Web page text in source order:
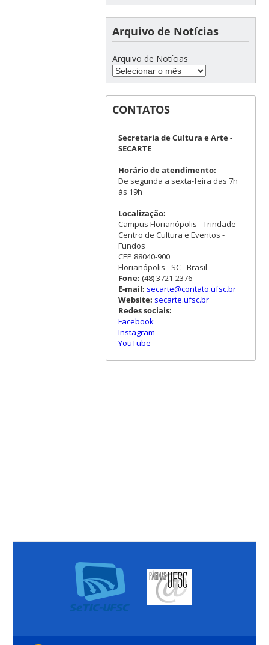
Arquivo de Notícias
Arquivo de Notícias
CONTATOS
Secretaria de Cultura e Arte -
SECARTE
Horário de atendimento:
De segunda a sexta-feira das 7h
às 19h
Localização:
Campus Florianópolis - Trindade
Centro de Cultura e Eventos -
Fundos
CEP 88040-900
Florianópolis - SC - Brasil
Fone: (48) 3721-2376
E-mail: secarte@contato.ufsc.br
Website: secarte.ufsc.br
Redes sociais:
Facebook
Instagram
YouTube